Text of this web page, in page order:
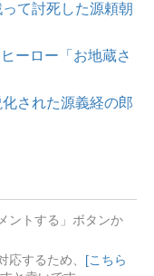
て討死した源頼朝
ーロー「お地蔵さ
された源義経の郎
ントする」ボタンか
するため、
[こちら